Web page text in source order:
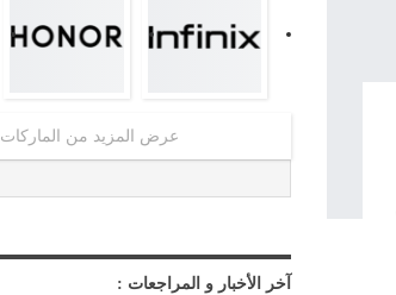
عرض المزيد من الماركات
آخر الأخبار و المراجعات :